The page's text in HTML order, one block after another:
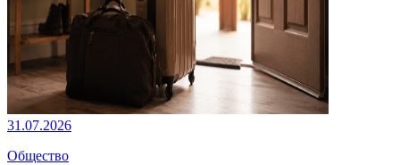
31.07.2026
Общество